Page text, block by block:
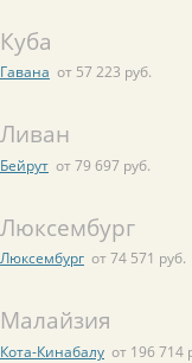
Куба
Гавана от 57 223 руб.
Ливан
Бейрут от 79 697 руб.
Люксембург
Люксембург от 74 571 руб.
Малайзия
Кота-Кинабалу от 196 714